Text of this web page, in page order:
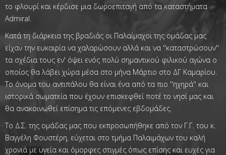
το φλουρί και κέρδισε μια δωροεπιταγή από τα καταστήματα
Admiral.
Κατά τη διάρκεια της βραδιάς οι Παλαίμαχοι της ομάδας μας
είχαν την ευκαιρία να χαλαρώσουν αλλά και να ''καταστρώσουν''
τα σχέδια τους εν' όψει ενός πολύ σημαντικού φιλικού αγώνα ο
οποίος θα λάβει χώρα μέσα στο μήνα Μάρτιο στο ΔΓ Καμαρίου.
Το όνομα του αντιπάλου θα είναι ένα από τα πιο ''ηχηρά'' και
ιστορικά σωματεία που έχουν επισκεφθεί ποτέ το νησί μας και
θα ανακοινωθεί επίσημα τις επόμενες εβδομάδες.
Το Δ.Σ. της ομάδας μας που εκπροσωπήθηκε από τον Γ.Γ. του κ.
Βαγγέλη Φουστέρη, εύχεται στο τμήμα Παλαιμάχων του καλή
χρονιά με υγεία και όμορφες στιγμές όπως επίσης και ευχές για